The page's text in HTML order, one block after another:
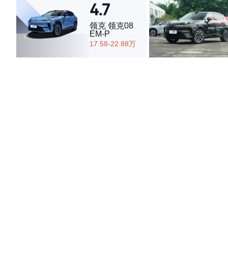
4.7
领克 领克08
EM-P
17.58-22.88万